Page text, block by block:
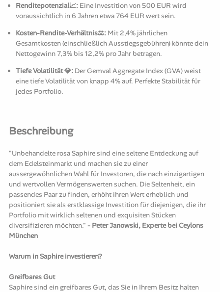
Renditepotenzial📈: Eine Investition von 500 EUR wird
voraussichtlich in 6 Jahren etwa 764 EUR wert sein.
Kosten-Rendite-Verhältnis⚖️: Mit 2,4% jährlichen
Gesamtkosten (einschließlich Ausstiegsgebühren) könnte dein
Nettogewinn 7,3% bis 12,2% pro Jahr betragen.
Tiefe Volatilität 💎: Der Gemval Aggregate Index (GVA) weist
eine tiefe Volatilität von knapp 4% auf. Perfekte Stabilität für
jedes Portfolio.
Beschreibung
"Unbehandelte rosa Saphire sind eine seltene Entdeckung auf
dem Edelsteinmarkt und machen sie zu einer
aussergewöhnlichen Wahl für Investoren, die nach einzigartigen
und wertvollen Vermögenswerten suchen. Die Seltenheit, ein
passendes Paar zu finden, erhöht ihren Wert erheblich und
positioniert sie als erstklassige Investition für diejenigen, die ihr
Portfolio mit wirklich seltenen und exquisiten Stücken
diversifizieren möchten." - Peter Janowski, Experte bei Ceylons
München
Warum in Saphire investieren?
Greifbares Gut
Saphire sind ein greifbares Gut, das Sie in Ihrem Besitz halten